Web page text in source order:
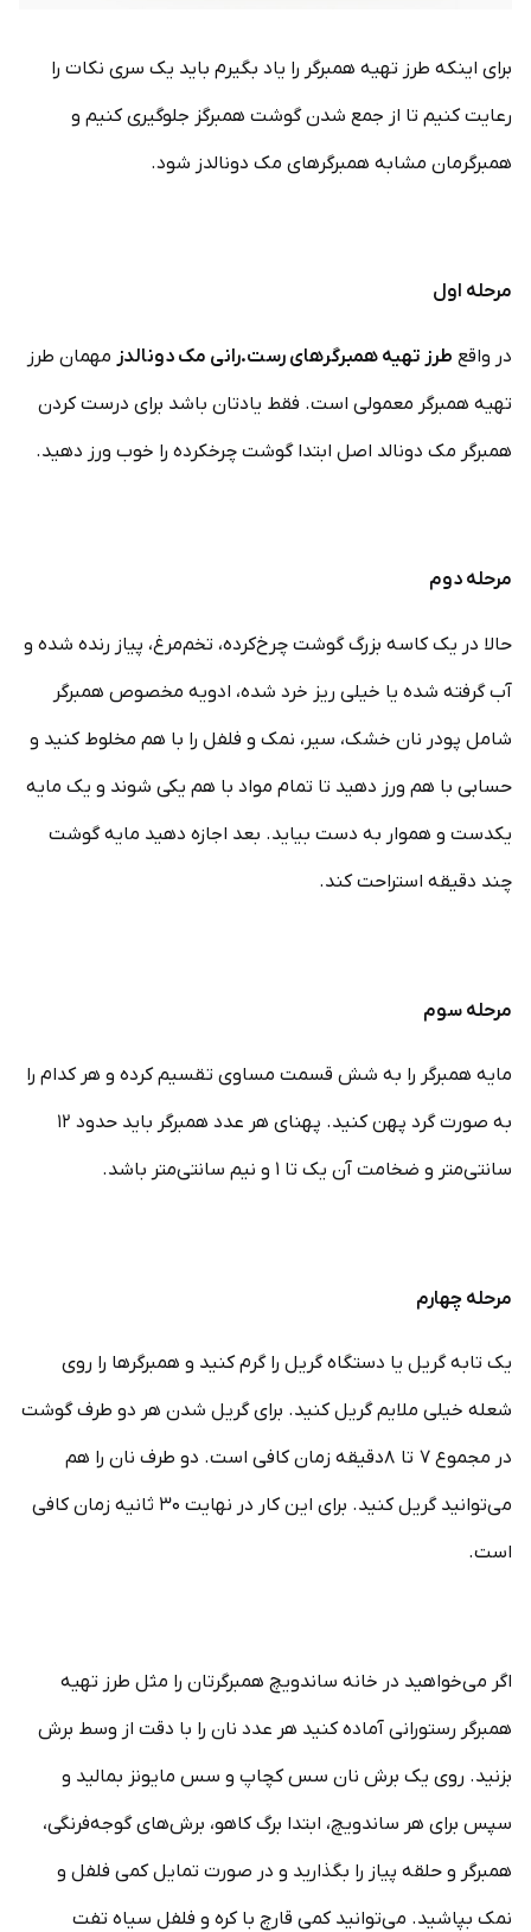
برای اینکه طرز تهیه همبرگر را یاد بگیرم باید یک سری نکات را
رعایت کنیم تا از جمع شدن گوشت همبرگز جلوگیری کنیم و
همبرگرمان مشابه همبرگرهای مک دونالدز شود.
مرحله اول
در واقع طرز تهیه همبرگرهای رست.رانی مک دونالدز مهمان طرز
تهیه همبرگر معمولی است. فقط یادتان باشد برای درست کردن
همبرگر مک دونالد اصل ابتدا گوشت چرخکرده را خوب ورز دهید.
مرحله دوم
حالا در یک کاسه بزرگ گوشت چرخ‌کرده، تخم‌مرغ، پیاز رنده شده و
آب گرفته شده یا خیلی ریز خرد شده، ادویه مخصوص همبرگر
شامل پودر نان خشک، سیر، نمک و فلفل را با هم مخلوط کنید و
حسابی با هم ورز دهید تا تمام مواد با هم یکی شوند و یک مایه
یکدست و هموار به دست بیاید. بعد اجازه دهید مایه گوشت
چند دقیقه استراحت کند.
مرحله سوم
مایه همبرگر را به شش قسمت مساوی تقسیم کرده و هر کدام را
به صورت گرد پهن کنید. پهنای هر عدد همبرگر باید حدود ۱۲
سانتی‌متر و ضخامت آن یک تا ۱ و نیم سانتی‌متر باشد.
مرحله چهارم
یک تابه گریل یا دستگاه گریل را گرم کنید و همبرگر‌ها را روی
شعله خیلی ملایم گریل کنید. برای گریل شدن هر دو طرف گوشت
در مجموع ۷ تا ۸دقیقه زمان کافی است. دو طرف نان را هم
می‌توانید گریل کنید. برای این کار در نهایت ۳۰ ثانیه زمان کافی
است.
اگر می‌خواهید در خانه ساندویچ همبرگرتان را مثل طرز تهیه
همبرگر رستورانی آماده کنید هر عدد نان را با دقت از وسط برش
بزنید. روی یک برش نان سس کچاپ و سس مایونز بمالید و
سپس برای هر ساندویچ، ابتدا برگ کاهو، برش‌های گوجه‌فرنگی،
همبرگر و حلقه پیاز را بگذارید و در صورت تمایل کمی فلفل و
نمک بپاشید. می‌توانید کمی قارچ با کره و فلفل سیاه تفت